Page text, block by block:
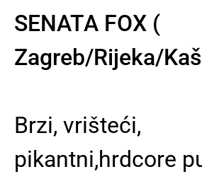
SENATA FOX (
Zagreb/Rijeka/
Brzi, vrišteći,
pikantni,hrdcore